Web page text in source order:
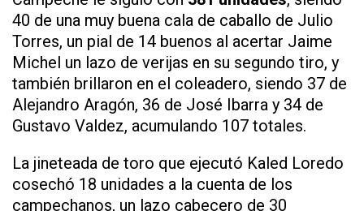
40 de una muy buena cala de caballo de Julio
Torres, un pial de 14 buenos al acertar Jaime
Michel un lazo de verijas en su segundo tiro, y
también brillaron en el coleadero, siendo 37 de
Alejandro Aragón, 36 de José Ibarra y 34 de
Gustavo Valdez, acumulando 107 totales.
La jineteada de toro que ejecutó Kaled Loredo
cosechó 18 unidades a la cuenta de los
campechanos, un lazo cabecero de 30